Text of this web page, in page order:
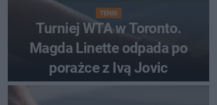
TENIS
Turniej WTA w Toronto.
Magda Linette odpada po
porażce z Ivą Jovic